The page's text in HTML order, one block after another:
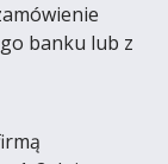
banku lub z